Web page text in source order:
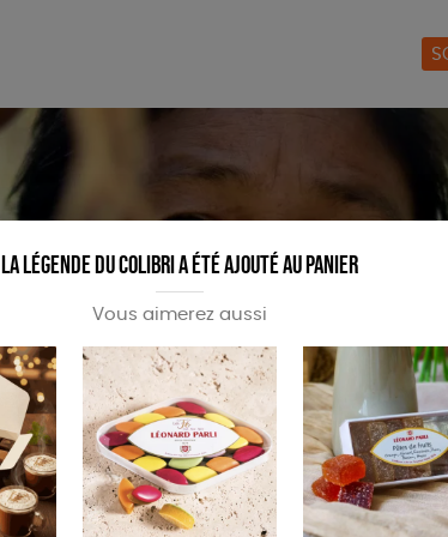
LIVRES
La légende du colibri a été ajouté au panier
Vous aimerez aussi